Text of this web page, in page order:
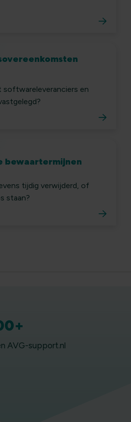
softwareleveranciers en
bewaartermijnen
tijdig verwijderd, of
staan?
AVG-support.nl